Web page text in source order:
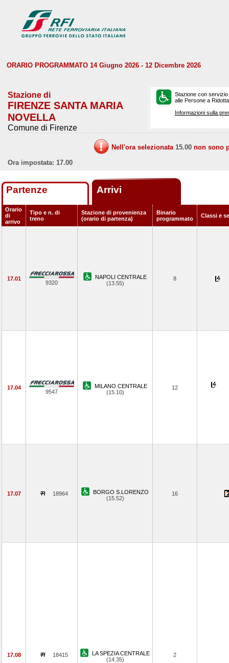
ORARIO PROGRAMMATO 14 Giugno 2026 - 12 Dicembre 2026
Stazione di
FIRENZE SANTA MARIA
NOVELLA
Comune di Firenze
Stazione con
alle Persone a
Informazioni sulla
Nell'ora selezionata 15.00 non sono
Ora impostata: 17.00
Partenze Arrivi
Orario
di
arrivo
Tipo e n. di
treno
Stazione di provenienza
(orario di partenza)
Binario
programmato
Classi e
17.01
9320
NAPOLI CENTRALE
(13.55)
8
17.04
9547
MILANO CENTRALE
(15.10)
12
17.07 18964
BORGO S.LORENZO
(15.52)
16
17.08 18415
LA SPEZIA CENTRALE
(14.35)
2